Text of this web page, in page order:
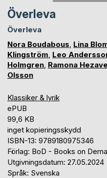
Överleva
Överleva
Nora Boudabous Lina
Klingström Leo
Holmgren Ramona
Olsson
Klassiker & lyrik
ePUB
99,6 KB
inget kopieringsskydd
ISBN-13: 9789180975346
Förlag: BoD - Books on
Utgivningsdatum: 27.05.2024
Språk: Svenska